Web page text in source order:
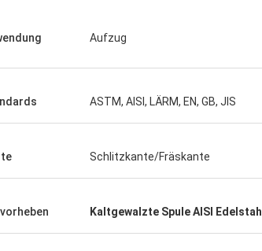
Aufzug
ASTM, AISI, LÄRM, EN, GB, JIS
Schlitzkante/Fräskante
Kaltgewalzte Spule AISI Edelstahl